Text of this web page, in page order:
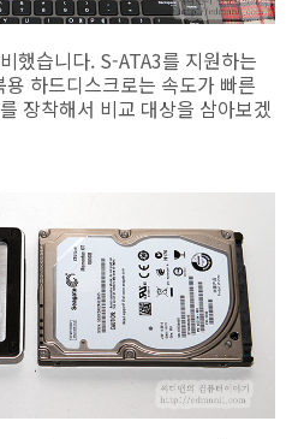
했습니다. S-ATA3를 지원하는
하드디스크로는 속도가 빠른
장착해서 비교 대상을 삼아보겠